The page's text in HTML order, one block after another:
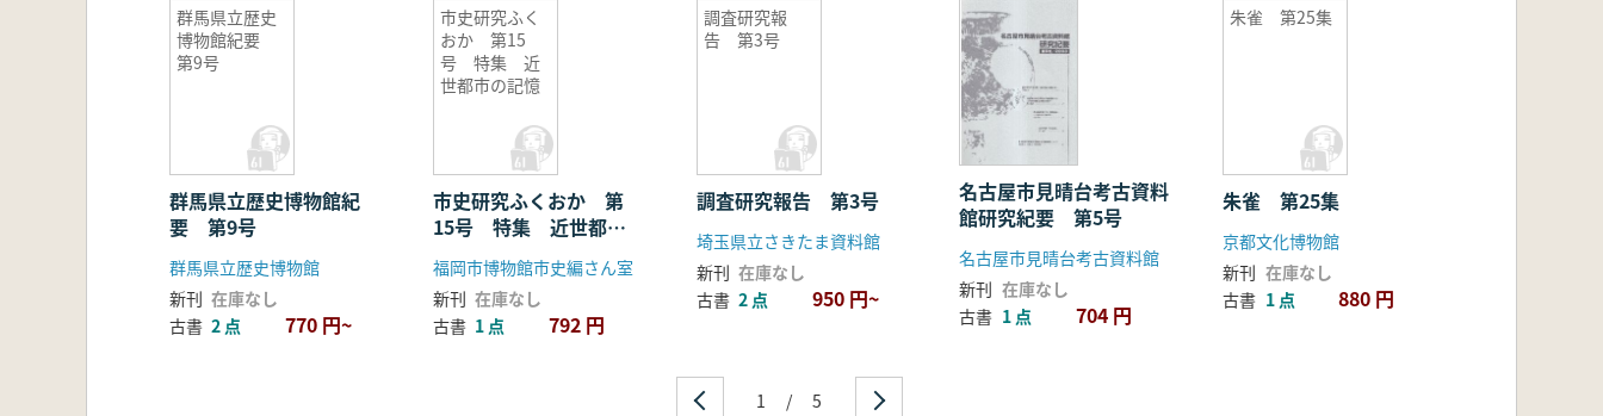
群馬県立歴史
博物館紀要
第9号
群馬県立歴史博物館紀
要 第9号
群馬県立歴史博物館
新刊 在庫なし
古書 2 点 770 円~
市史研究ふく
おか 第15
号 特集 近
世都市の記憶
市史研究ふくおか 第
15号 特集 近世都市
の記憶
福岡市博物館市史編さん室
新刊 在庫なし
古書 1 点 792 円
調査研究報
告 第3号
調査研究報告 第3号
埼玉県立さきたま資料館
新刊 在庫なし
古書 2 点 950 円~
名古屋市見晴台考古資料
館研究紀要 第5号
名古屋市見晴台考古資料館
新刊 在庫なし
古書 1 点 704 円
朱雀 第25集
朱雀 第25集
京都文化博物館
新刊 在庫なし
古書 1 点 880 円
1 / 5